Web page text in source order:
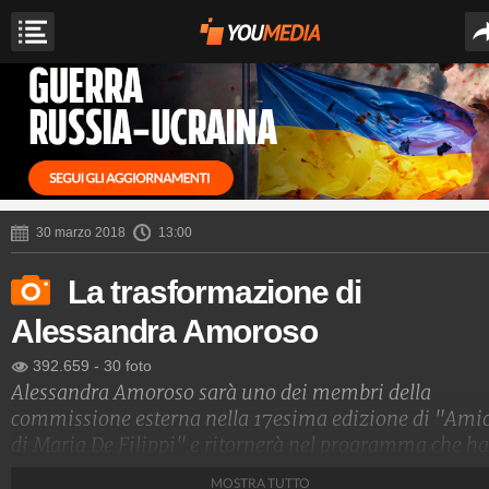
30 marzo 2018 13:00
La trasformazione di
Alessandra Amoroso
392.659 - 30 foto
Alessandra Amoroso sarà uno dei membri della
commissione esterna nella 17esima edizione di
di Maria De Filippi" e ritornerà nel programma che ha
MOSTRA TUTTO